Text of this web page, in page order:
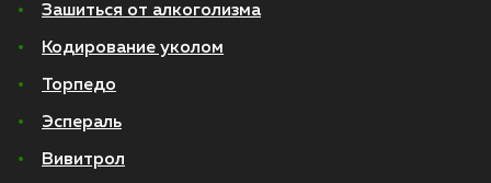
Зашиться от алкоголизма
Кодирование уколом
Торпедо
Эспераль
Вивитрол